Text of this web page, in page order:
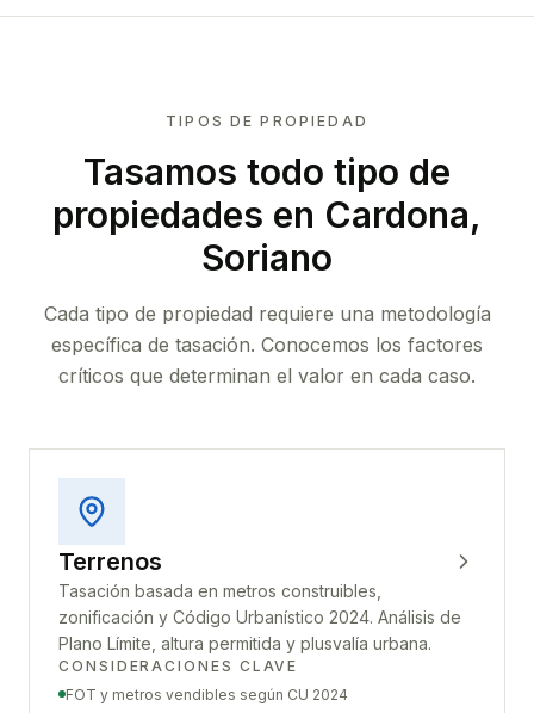
TIPOS DE PROPIEDAD
Tasamos todo tipo de
propiedades en Cardona,
Soriano
Cada tipo de propiedad requiere una metodología
específica de tasación. Conocemos los factores
críticos que determinan el valor en cada caso.
Terrenos
Tasación basada en metros construibles,
zonificación y Código Urbanístico 2024. Análisis de
Plano Límite, altura permitida y plusvalía urbana.
CONSIDERACIONES CLAVE
FOT y metros vendibles según CU 2024